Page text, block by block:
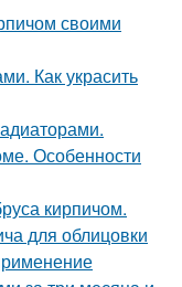
своими
Как украсить
Особенности
кирпичом.
для облицовки